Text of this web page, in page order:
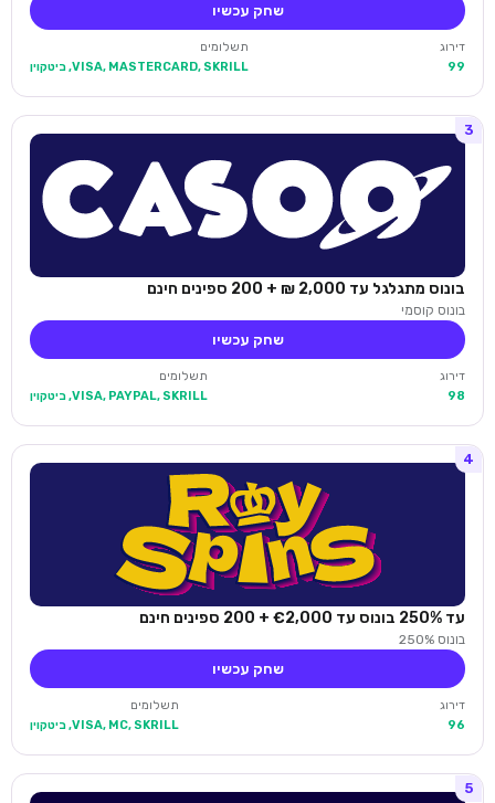
שחק עכשיו
דירוג
99
תשלומים
VISA, MASTERCARD, SKRILL, ביטקוין
3
בונוס מתגלגל עד 2,000 ₪ + 200 ספינים חינם
בונוס קוסמי
שחק עכשיו
דירוג
98
תשלומים
VISA, PAYPAL, SKRILL, ביטקוין
4
עד 250% בונוס עד €2,000 + 200 ספינים חינם
בונוס 250%
שחק עכשיו
דירוג
96
תשלומים
VISA, MC, SKRILL, ביטקוין
5